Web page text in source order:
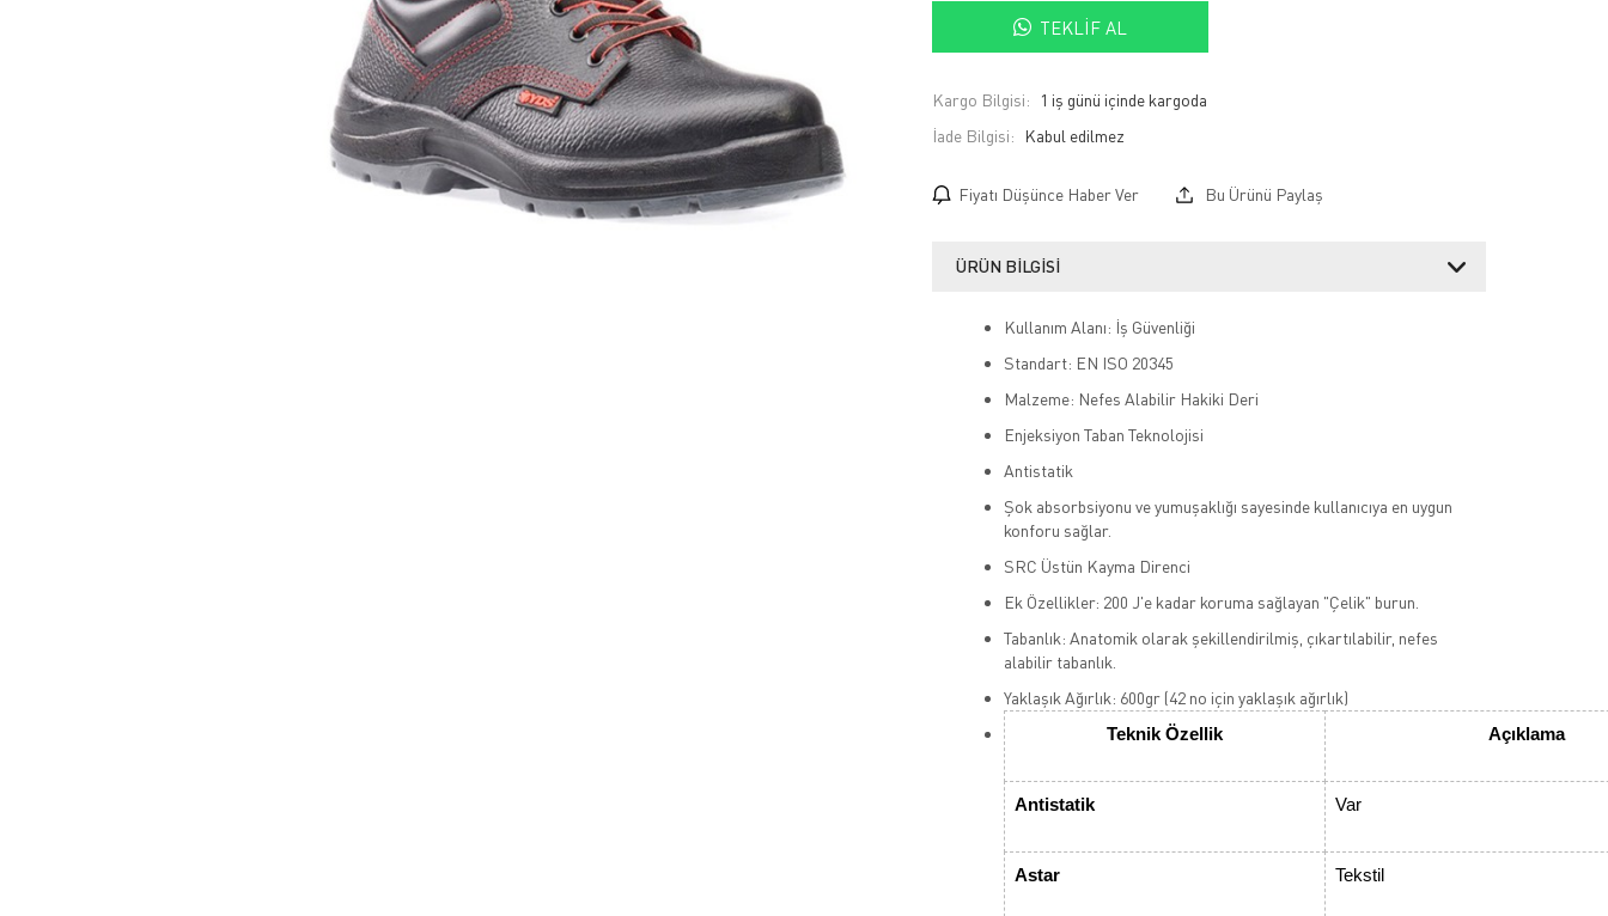
TEKLIF AL
Kargo Bilgisi:
1 iş günü içinde kargoda
İade Bilgisi:
Fiyatı Düşünce Haber Ver Bu Ürünü Paylaş
ÜRÜN BILGISI
Kullanım Alanı: İş Güvenliği
Standart: EN ISO 20345
Malzeme: Nefes Alabilir Hakiki Deri
Enjeksiyon Taban Teknolojisi
Antistatik
Şok absorbsiyonu ve yumuşaklığı sayesinde kullanıcıya en uygun
konforu sağlar.
SRC Üstün Kayma Direnci
Ek Özellikler: 200 J'e kadar koruma sağlayan "Çelik" burun.
Tabanlık: Anatomik olarak şekillendirilmiş, çıkartılabilir, nefes
alabilir tabanlık.
Yaklaşık Ağırlık: 600gr (42 no için yaklaşık ağırlık)
Teknik Özellik
Açıklama
Antistatik Var
Astar Tekstil